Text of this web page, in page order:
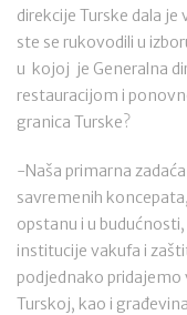
direkcije Turske dala
ste se rukovodili u
u kojoj je Generalna
restauracijom i
granica Turske?
-Naša primarna
savremenih
opstanu i u
institucije vakufa i
podjednako pridajemo
Turskoj, kao i